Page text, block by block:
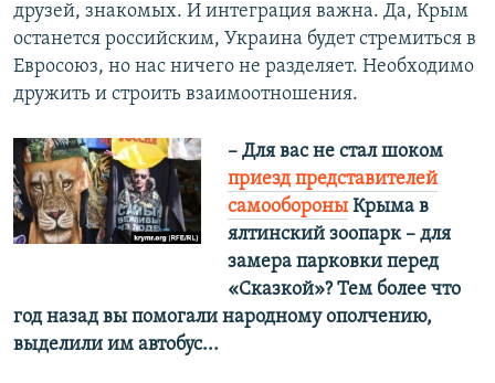
друзей, знакомых. И интеграция важна. Да, Крым
останется российским, Украина будет стремиться в
Евросоюз, но нас ничего не разделяет. Необходимо
дружить и строить взаимоотношения.
– Для вас не стал шоком
приезд представителей
самообороныКрыма в
ялтинский зоопарк – для
замера парковки перед
«Сказкой»? Тем более что
год назад вы помогали народному ополчению,
выделили им автобус...